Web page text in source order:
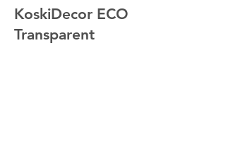
KoskiDecor ECO
Transparent